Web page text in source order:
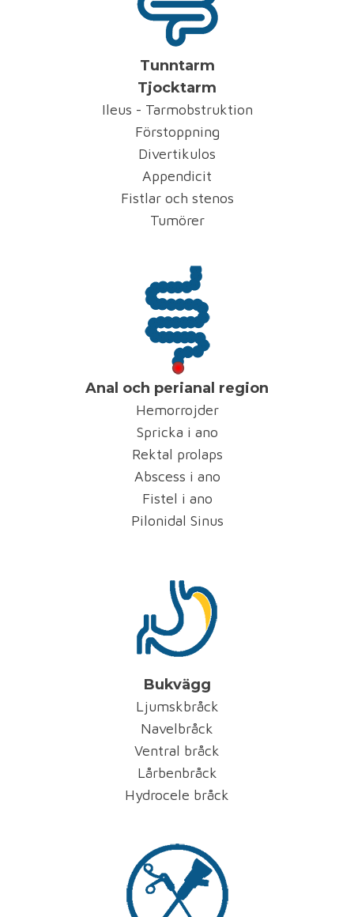
Tunntarm
Tjocktarm
Ileus - Tarmobstruktion
Förstoppning
Divertikulos
Appendicit
Fistlar och stenos
Tumörer
Anal och perianal region
Hemorrojder
Spricka i ano
Rektal prolaps
Abscess i ano
Fistel i ano
Pilonidal Sinus
Bukvägg
Ljumskbråck
Navelbråck
Ventral bråck
Lårbenbråck
Hydrocele bråck